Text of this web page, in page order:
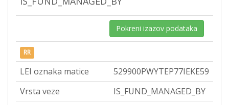
Pokreni izazov podataka
RR
LEI oznaka matice
529900PWYTEP77IEKE59
Vrsta veze
IS_FUND_MANAGED_BY